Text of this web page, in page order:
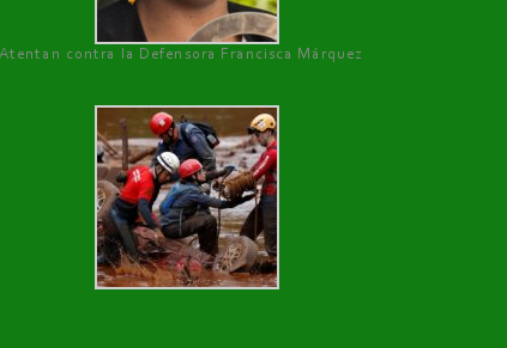
Atentan contra la Defensora Francisca Márquez